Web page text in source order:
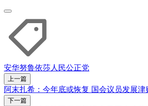
安华努鲁依莎人民公正党
上一篇
阿末扎希：今年底或恢复 国会议员发展津
下一篇